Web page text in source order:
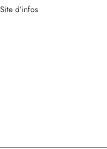
Site d’infos